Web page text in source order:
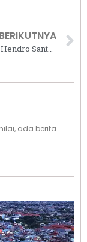
Mengenang Hendro Santoso Gondokusumo: Dari Bisnis Hasil Bumi, Sukses di Industri Properti
ada berita